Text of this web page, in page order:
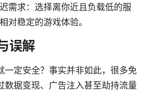
需求：选择离你近且负载低的服
对稳定的游戏体验。
误解
一定安全？事实并非如此，很多免
数据变现、广告注入甚至劫持流量